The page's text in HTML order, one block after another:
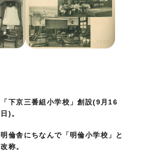
「下京三番組小学校」創設(9月16
日)。
明倫舎にちなんで「明倫小学校」と
改称。